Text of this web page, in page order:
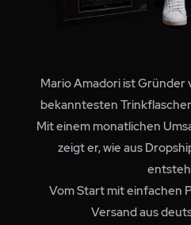
Mario Amadori ist Gründer
bekanntesten
Mit einem monatlichen
zeigt er, wie aus
Vom Start mit einfachen
Versand aus